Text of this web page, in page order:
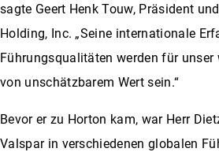
sagte Geert Henk Touw, Präsident
Holding, Inc. „Seine internationale
Führungsqualitäten werden für unser
von unschätzbarem Wert sein.“
Bevor er zu Horton kam, war Herr
Valspar in verschiedenen globalen